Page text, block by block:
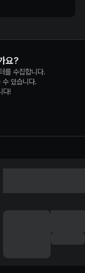
요?
를 수집합니다.
수 있습니다.
다!